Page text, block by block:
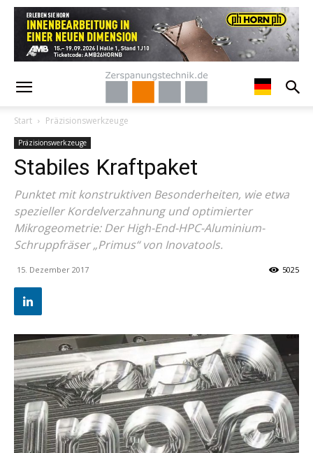
Start Präzisionswerkzeuge
Präzisionswerkzeuge
Stabiles Kraftpaket
Punktet mit konstruktiven Besonderheiten, wie etwa
spezieller Kordelverzahnung und optimierter
Mikrogeometrie: Der High-End-HPC-Aluminium-
Schruppfräser „Primus“ von Inovatools.
15. Dezember 2017 5025